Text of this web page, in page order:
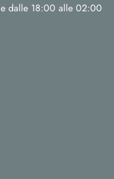
e dalle 18:00 alle 02:00